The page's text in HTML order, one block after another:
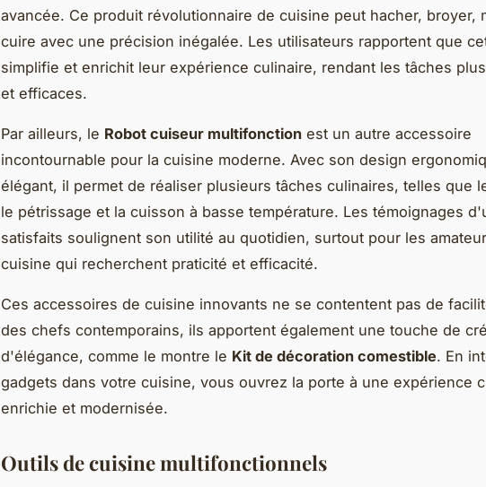
avancée. Ce produit révolutionnaire de cuisine peut hacher, broyer,
cuire avec une précision inégalée. Les utilisateurs rapportent que
simplifie et enrichit leur expérience culinaire, rendant les tâches
et efficaces.
Par ailleurs, le Robot cuiseur multifonction est un autre accessoire
incontournable pour la cuisine moderne. Avec son design
élégant, il permet de réaliser plusieurs tâches culinaires, telles que
le pétrissage et la cuisson à basse température. Les témoignages
satisfaits soulignent son utilité au quotidien, surtout pour les
cuisine qui recherchent praticité et efficacité.
Ces accessoires de cuisine innovants ne se contentent pas de
des chefs contemporains, ils apportent également une touche de
d'élégance, comme le montre le Kit de décoration comestible. En
gadgets dans votre cuisine, vous ouvrez la porte à une expérience
enrichie et modernisée.
Outils de cuisine multifonctionnels